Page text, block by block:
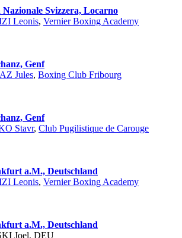
Svizzera, Locarno
Leonis, Vernier Boxing Academy
Genf
Jules, Boxing Club Fribourg
Genf
Stavr, Club Pugilistique de Carouge
a.M., Deutschland
Leonis, Vernier Boxing Academy
a.M., Deutschland
Joel, DEU